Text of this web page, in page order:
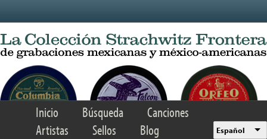
Inicio Búsqueda
Canciones
Artistas
Sellos Blog Español